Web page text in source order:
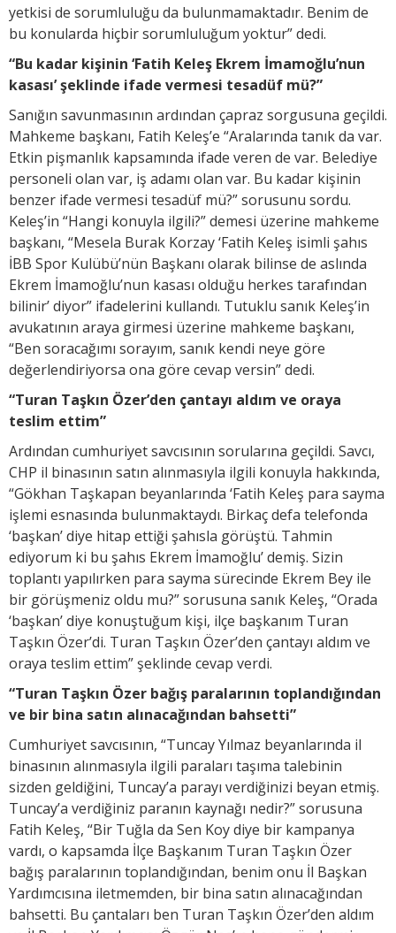
yetkisi de sorumluluğu da bulunmamaktadır. Benim de
bu konularda hiçbir sorumluluğum yoktur” dedi.
“Bu kadar kişinin ‘Fatih Keleş Ekrem İmamoğlu’nun
kasası’ şeklinde ifade vermesi tesadüf mü?”
Sanığın savunmasının ardından çapraz sorgusuna geçildi.
Mahkeme başkanı, Fatih Keleş’e “Aralarında tanık da var.
Etkin pişmanlık kapsamında ifade veren de var. Belediye
personeli olan var, iş adamı olan var. Bu kadar kişinin
benzer ifade vermesi tesadüf mü?” sorusunu sordu.
Keleş’in “Hangi konuyla ilgili?” demesi üzerine mahkeme
başkanı, “Mesela Burak Korzay ‘Fatih Keleş isimli şahıs
İBB Spor Kulübü’nün Başkanı olarak bilinse de aslında
Ekrem İmamoğlu’nun kasası olduğu herkes tarafından
bilinir’ diyor” ifadelerini kullandı. Tutuklu sanık Keleş’in
avukatının araya girmesi üzerine mahkeme başkanı,
“Ben soracağımı sorayım, sanık kendi neye göre
değerlendiriyorsa ona göre cevap versin” dedi.
“Turan Taşkın Özer’den çantayı aldım ve oraya
teslim ettim”
Ardından cumhuriyet savcısının sorularına geçildi. Savcı,
CHP il binasının satın alınmasıyla ilgili konuyla hakkında,
“Gökhan Taşkapan beyanlarında ‘Fatih Keleş para sayma
işlemi esnasında bulunmaktaydı. Birkaç defa telefonda
‘başkan’ diye hitap ettiği şahısla görüştü. Tahmin
ediyorum ki bu şahıs Ekrem İmamoğlu’ demiş. Sizin
toplantı yapılırken para sayma sürecinde Ekrem Bey ile
bir görüşmeniz oldu mu?” sorusuna sanık Keleş, “Orada
‘başkan’ diye konuştuğum kişi, ilçe başkanım Turan
Taşkın Özer’di. Turan Taşkın Özer’den çantayı aldım ve
oraya teslim ettim” şeklinde cevap verdi.
“Turan Taşkın Özer bağış paralarının toplandığından
ve bir bina satın alınacağından bahsetti”
Cumhuriyet savcısının, “Tuncay Yılmaz beyanlarında il
binasının alınmasıyla ilgili paraları taşıma talebinin
sizden geldiğini, Tuncay’a parayı verdiğinizi beyan etmiş.
Tuncay’a verdiğiniz paranın kaynağı nedir?” sorusuna
Fatih Keleş, “Bir Tuğla da Sen Koy diye bir kampanya
vardı, o kapsamda İlçe Başkanım Turan Taşkın Özer
bağış paralarının toplandığından, benim onu İl Başkan
Yardımcısına iletmemden, bir bina satın alınacağından
bahsetti. Bu çantaları ben Turan Taşkın Özer’den aldım